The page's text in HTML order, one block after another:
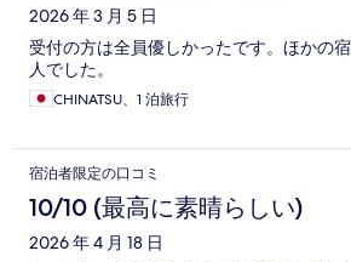
2026 年 3 月 5 日
受付の方は全員優しかったです。ほかの
人でした。
CHINATSU、1 泊旅行
宿泊者限定の口コミ
10/10 (最高に素晴らしい)
2026 年 4 月 18 日